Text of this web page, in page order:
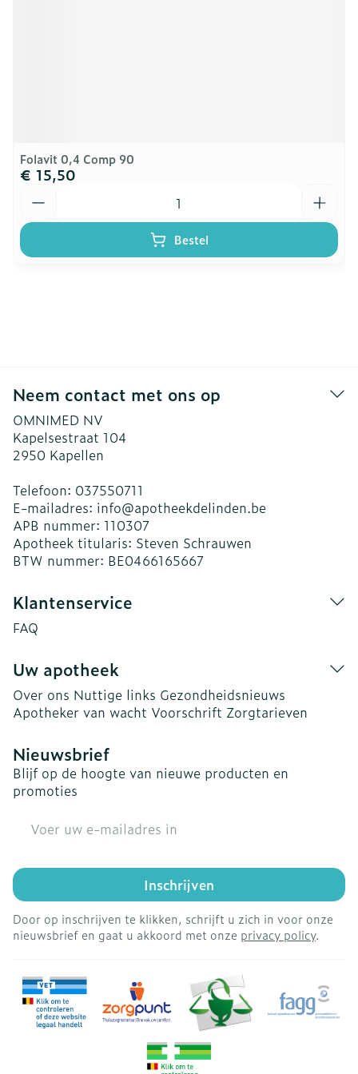
Folavit 0,4 Comp 90
€ 15,50
Bestel
Neem contact met ons op
OMNIMED NV
Kapelsestraat 104
2950 Kapellen
Telefoon: 037550711
E-mailadres: info@apotheekdelinden.be
APB nummer: 110307
Apotheek titularis: Steven Schrauwen
BTW nummer: BE0466165667
Klantenservice
FAQ
Uw apotheek
Over ons Nuttige links Gezondheidsnieuws
Apotheker van wacht Voorschrift Zorgtarieven
Nieuwsbrief
Blijf op de hoogte van nieuwe producten en
promoties
Inschrijven
Door op inschrijven te klikken, schrijft u zich in voor onze
nieuwsbrief en gaat u akkoord met onze privacy policy.